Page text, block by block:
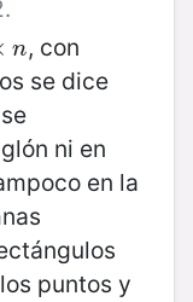
n, con
se dice
ni en
en la
puntos y